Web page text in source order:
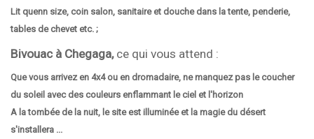
Lit quenn size, coin salon, sanitaire et douche dans la tente, penderie,
tables de chevet etc. ;
Bivouac à Chegaga,ce qui vous attend :
Que vous arrivez en 4x4 ou en dromadaire, ne manquez pas le coucher
du soleil avec des couleurs enflammant le ciel et l'horizon
A la tombée de la nuit, le site est illuminée et la magie du désert
s'installera ...